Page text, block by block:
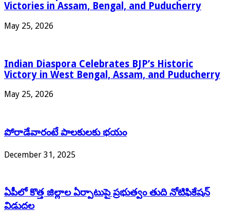
Victories in Assam, Bengal, and Puducherry
May 25, 2026
Indian Diaspora Celebrates BJP’s Historic
Victory in West Bengal, Assam, and Puducherry
May 25, 2026
పోరాడేవారంటే పాలకులకు భయం
December 31, 2025
ఏపీలో కొత్త జిల్లాల ఏర్పాటుపై ప్రభుత్వం తుది నోటిఫికేషన్
విడుదల